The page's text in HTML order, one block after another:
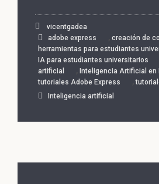
vicentgadea
adobe express
, creación de
herramientas para estudiantes
IA para estudiantes universitarios
artificial
, Inteligencia Artificial en
tutoriales Adobe Express ,
Inteligencia artificial